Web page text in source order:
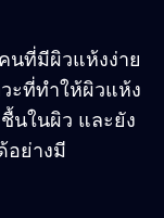
นที่มีผิวแห้งง่าย
ะที่ทำให้ผิวแห้ง
นในผิว และยัง
อย่างมี